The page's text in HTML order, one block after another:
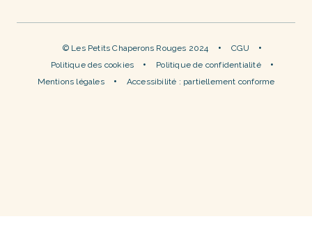
© Les Petits Chaperons Rouges 2024
CGU
Politique des cookies
Politique de confidentialité
Mentions légales
Accessibilité : partiellement conforme